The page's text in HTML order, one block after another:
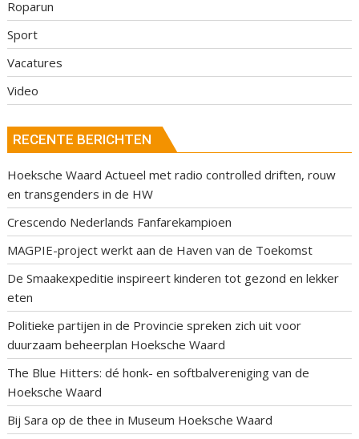
Roparun
Sport
Vacatures
Video
RECENTE BERICHTEN
Hoeksche Waard Actueel met radio controlled driften, rouw
en transgenders in de HW
Crescendo Nederlands Fanfarekampioen
MAGPIE-project werkt aan de Haven van de Toekomst
De Smaakexpeditie inspireert kinderen tot gezond en lekker
eten
Politieke partijen in de Provincie spreken zich uit voor
duurzaam beheerplan Hoeksche Waard
The Blue Hitters: dé honk- en softbalvereniging van de
Hoeksche Waard
Bij Sara op de thee in Museum Hoeksche Waard